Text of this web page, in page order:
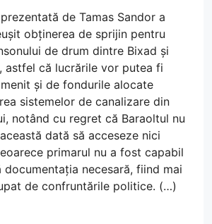
de Tamas Sandor a
obținerea de sprijin pentru
de drum dintre Bixad și
astfel că lucrările vor putea fi
și de fondurile alocate
sistemelor de canalizare din
notând cu regret că Baraoltul nu
dată să acceseze nici
primarul nu a fost capabil
documentația necesară, fiind mai
de confruntările politice. (…)